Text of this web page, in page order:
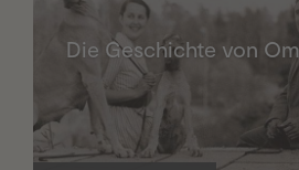
Die Geschichte von